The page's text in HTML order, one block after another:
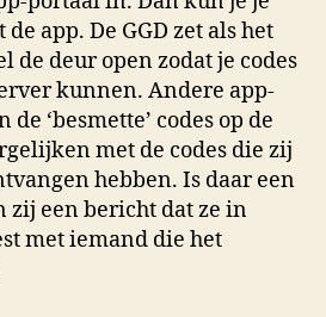
app. De GGD zet als het
de deur open zodat je codes
kunnen. Andere app-
‘besmette’ codes op de
met de codes die zij
hebben. Is daar een
zij een bericht dat ze in
met iemand die het